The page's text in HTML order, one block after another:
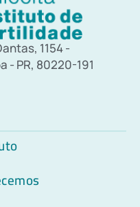
1154 -
- PR, 80220-191